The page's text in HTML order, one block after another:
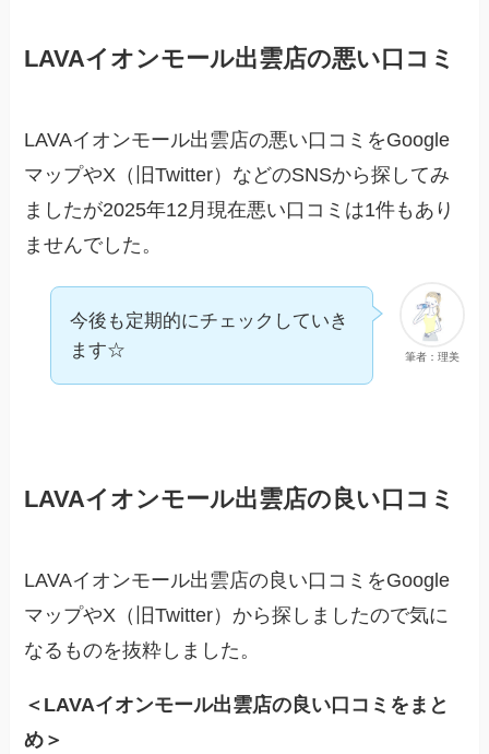
LAVAイオンモール出雲店の悪い口コミ
LAVAイオンモール出雲店の悪い口コミをGoogle
マップやX（旧Twitter）などのSNSから探してみ
ましたが2025年12月現在悪い口コミは1件もあり
ませんでした。
筆者：理美
今後も定期的にチェックしていき
ます☆
LAVAイオンモール出雲店の良い口コミ
LAVAイオンモール出雲店の良い口コミをGoogle
マップやX（旧Twitter）から探しましたので気に
なるものを抜粋しました。
＜LAVAイオンモール出雲店の良い口コミをまと
め＞